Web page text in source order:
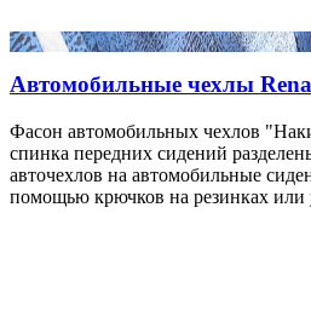
Автомобильные чехлы
Фасон автомобильных чехлов
спинка передних сидений
авточехлов на автомобильные
помощью крючков на резинках или